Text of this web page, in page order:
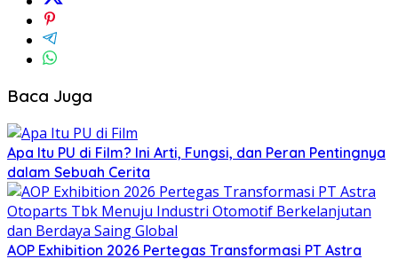
Baca Juga
Apa Itu PU di Film? Ini Arti, Fungsi, dan Peran Pentingnya
dalam Sebuah Cerita
AOP Exhibition 2026 Pertegas Transformasi PT Astra